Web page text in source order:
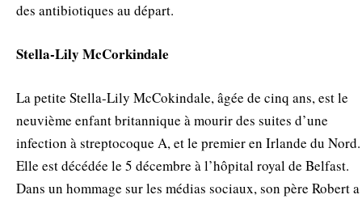
des antibiotiques au départ.
Stella-Lily McCorkindale
La petite Stella-Lily McCokindale, âgée de cinq ans, est le
neuvième enfant britannique à mourir des suites d’une
infection à streptocoque A, et le premier en Irlande du Nord.
Elle est décédée le 5 décembre à l’hôpital royal de Belfast.
Dans un hommage sur les médias sociaux, son père Robert a